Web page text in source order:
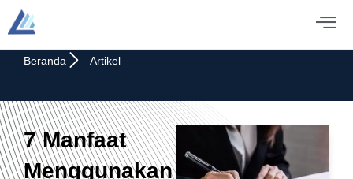
Beranda Artikel
7 Manfaat
Menggunakan